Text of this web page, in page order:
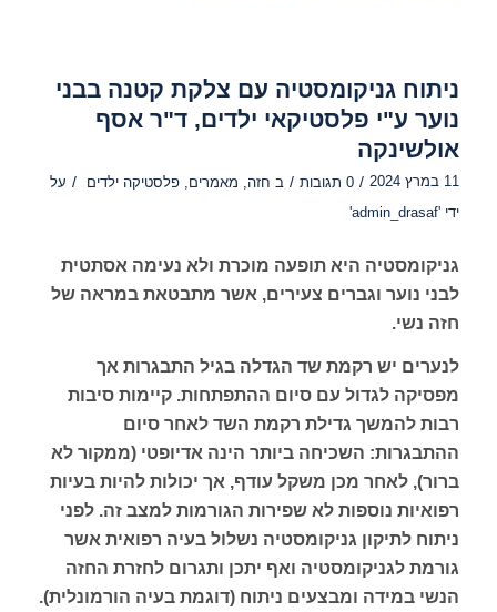
ניתוח גניקומסטיה עם צלקת קטנה בבני
נוער ע"י פלסטיקאי ילדים, ד"ר אסף
אולשינקה
11 במרץ 2024 / 0 תגובות / ב חזה מאמרים פלסטיקה ילדים / על
ידי 'admin_drasaf'
גניקומסטיה היא תופעה מוכרת ולא נעימה אסתטית
לבני נוער וגברים צעירים, אשר מתבטאת במראה של
חזה נשי.
לנערים יש רקמת שד הגדלה בגיל התבגרות אך
מפסיקה לגדול עם סיום ההתפתחות. קיימות סיבות
רבות להמשך גדילת רקמת השד לאחר סיום
ההתבגרות: השכיחה ביותר הינה אדיופטי (ממקור לא
ברור), לאחר מכן משקל עודף, אך יכולות להיות בעיות
רפואיות נוספות לא שפירות הגורמות למצב זה. לפני
ניתוח לתיקון גניקומסטיה נשלול בעיה רפואית אשר
גורמת לגניקומסטיה ואף יתכן ותגרום לחזרת החזה
הנשי במידה ומבצעים ניתוח (דוגמת בעיה הורמונלית).